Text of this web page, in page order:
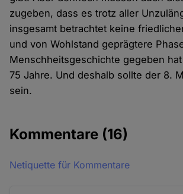
zugeben, dass es trotz aller
insgesamt betrachtet keine
und von Wohlstand geprägtere
Menschheitsgeschichte gegeben
75 Jahre. Und deshalb sollte der 8.
sein.
Kommentare (16)
Netiquette für Kommentare